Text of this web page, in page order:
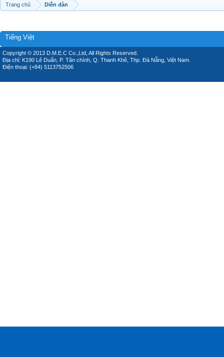
Trang chủ Diễn đàn
Tiếng Việt
Copyright © 2013 D.M.E.C Co.,Ltd, All Rights Reserved.
Địa chỉ: K190 Lê Duẩn, P. Tân chính, Q. Thanh Khê, Thp. Đà Nẵng, Việt Nam.
Điện thoại: (+84) 5113752506